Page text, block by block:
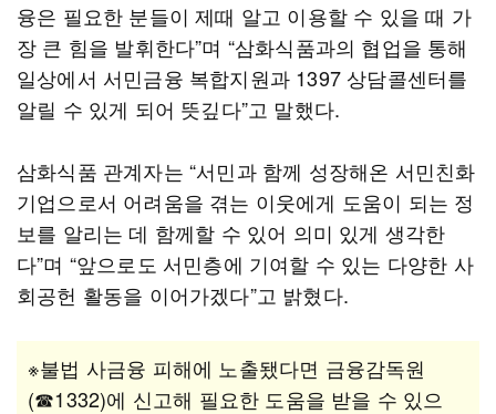
융은 필요한 분들이 제때 알고 이용할 수 있을 때 가
장 큰 힘을 발휘한다”며 “삼화식품과의 협업을 통해
일상에서 서민금융 복합지원과 1397 상담콜센터를
알릴 수 있게 되어 뜻깊다”고 말했다.
삼화식품 관계자는 “서민과 함께 성장해온 서민친화
기업으로서 어려움을 겪는 이웃에게 도움이 되는 정
보를 알리는 데 함께할 수 있어 의미 있게 생각한
다”며 “앞으로도 서민층에 기여할 수 있는 다양한 사
회공헌 활동을 이어가겠다”고 밝혔다.
※불법 사금융 피해에 노출됐다면 금융감독원
(☎1332)에 신고해 필요한 도움을 받을 수 있으